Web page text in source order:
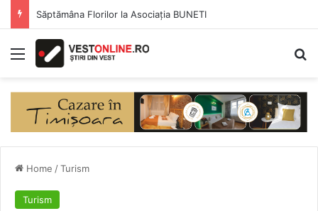
Săptămâna Florilor la Asociația BUNETI
Menu
Home /Turism
Turism